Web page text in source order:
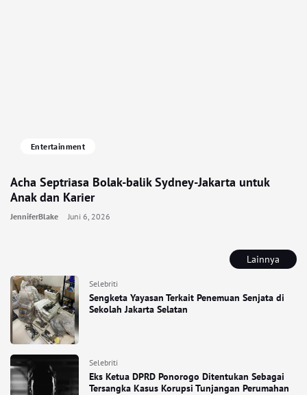
Lainnya
Selebriti
Sengketa Yayasan Terkait Penemuan Senjata di
Sekolah Jakarta Selatan
Selebriti
Eks Ketua DPRD Ponorogo Ditentukan Sebagai
Tersangka Kasus Korupsi Tunjangan Perumahan
Entertainment
Acha Septriasa Bolak-balik Sydney-Jakarta untuk
Anak dan Karier
JenniferBlake Juni 6, 2026